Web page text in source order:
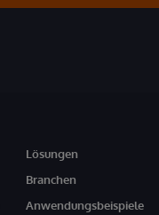
Lösungen
Branchen
Anwendungsbeispiele